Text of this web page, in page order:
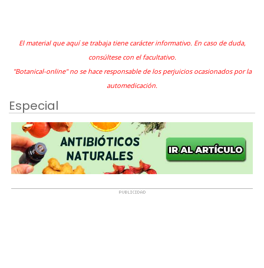
El material que aquí se trabaja tiene carácter informativo. En caso de duda,
consúltese con el facultativo.
"Botanical-online" no se hace responsable de los perjuicios ocasionados por la
automedicación.
Especial